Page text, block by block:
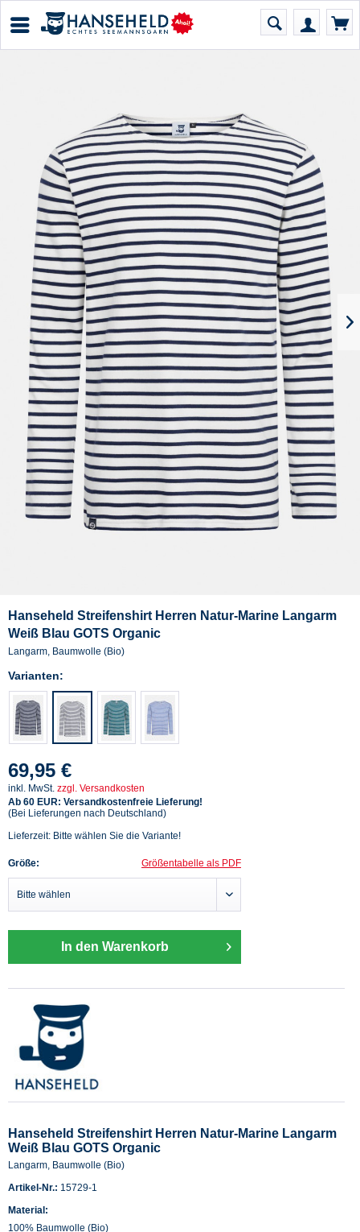
Hanseheld Streifenshirt Herren Natur-Marine Langarm
Weiß Blau GOTS Organic
Langarm, Baumwolle (Bio)
Varianten:
69,95 €
inkl. MwSt. zzgl. Versandkosten
Ab 60 EUR: Versandkostenfreie Lieferung!
(Bei Lieferungen nach Deutschland)
Lieferzeit: Bitte wählen Sie die Variante!
Größe: Größentabelle als PDF
In den Warenkorb
Hanseheld Streifenshirt Herren Natur-Marine Langarm
Weiß Blau GOTS Organic
Langarm, Baumwolle (Bio)
Artikel-Nr.: 15729-1
Material:
100% Baumwolle (Bio)